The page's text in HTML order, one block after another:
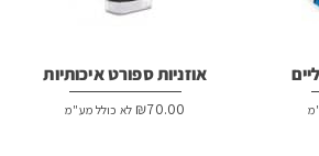
אוזניות ספורט איכותיות
₪70.00 לא כולל מע"מ